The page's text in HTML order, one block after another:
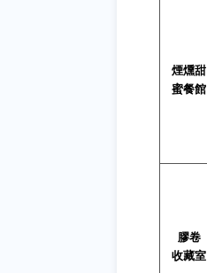
煙燻甜
蜜餐館
膠卷
收藏室